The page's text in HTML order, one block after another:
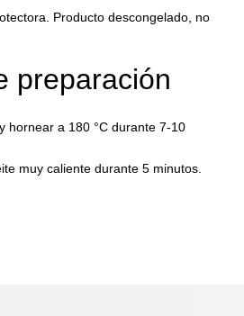
Producto descongelado, no
preparación
hornear a 180 °C durante 7-10
muy caliente durante 5 minutos.